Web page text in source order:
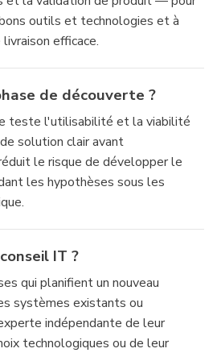
outils et technologies et à
efficace.
de découverte ?
teste l'utilisabilité et la viabilité
solution clair avant
le risque de développer le
les hypothèses sous les
IT ?
qui planifient un nouveau
systèmes existants ou
indépendante de leur
technologiques ou de leur